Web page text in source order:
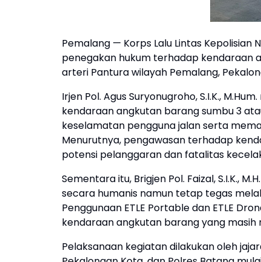
Pemalang — Korps Lalu Lintas
penegakan hukum terhadap kendaraan
arteri Pantura wilayah Pemalang,
Irjen Pol. Agus Suryonugroho, S.I.K.,
kendaraan angkutan barang sumbu 3
keselamatan pengguna jalan serta
Menurutnya, pengawasan terhadap
potensi pelanggaran dan fatalitas
Sementara itu, Brigjen Pol. Faizal, S.I.K.,
secara humanis namun tetap tegas
Penggunaan ETLE Portable dan ETLE
kendaraan angkutan barang yang
Pelaksanaan kegiatan dilakukan oleh